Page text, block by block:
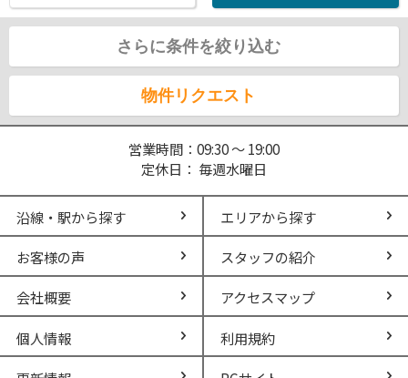
さらに条件を絞り込む
物件リクエスト
営業時間：09:30 ～ 19:00
定休日： 毎週水曜日
沿線・駅から探す エリアから探す
お客様の声 スタッフの紹介
会社概要 アクセスマップ
個人情報 利用規約